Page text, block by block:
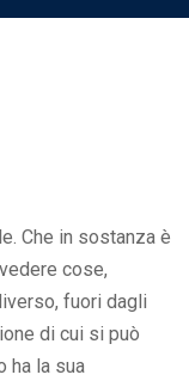
Che in sostanza è
cose,
fuori dagli
di cui si può
ha la sua